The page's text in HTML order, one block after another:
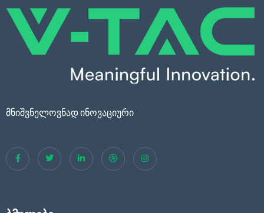
მნიშვნელოვნად ინოვაციური